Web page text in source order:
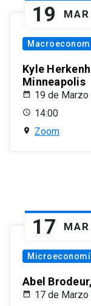
19 MAR
Kyle
Minneapolis
19 de Marzo
14:00
Zoom
17 MAR
Abel
17 de Marzo